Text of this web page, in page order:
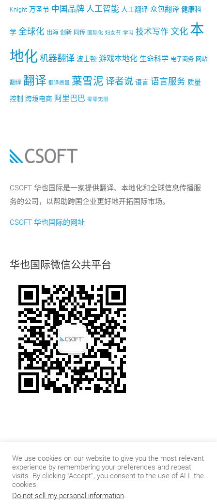
Knight 万圣节 中国品牌 人工智能 人工翻译 众包翻译 健康科
学 全球化 出海 创新 同传 国际化 妇女节 学习 技术写作 文化 本
地化机器翻译 波士顿 游戏本地化 生命科学 电子商务 网站
翻译 翻译 翻译质量 葉雪泥 译者说 语言 语言服务 质量
控制 跨境电商 阿里巴巴 零零无限
CSOFT 华也国际是一家提供翻译、本地化和全球信息传播服
务的公司，以帮助跨国企业更好地开拓国际市场。
CSOFT 华也国际的网址
华也国际微信公共平台
We use cookies on our website to give you the most relevant
experience by remembering your preferences and repeat
visits. By clicking “Accept”, you consent to the use of ALL the
cookies.
Do not sell my personal information.